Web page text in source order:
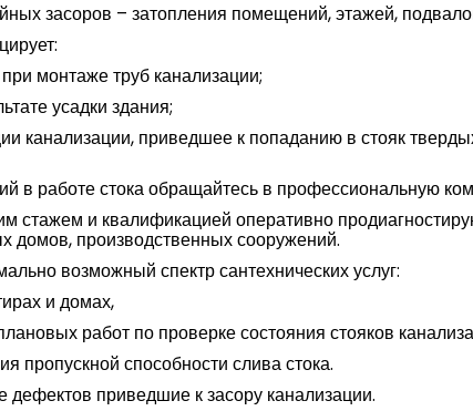
засоров – затопления помещений, этажей,
монтаже труб канализации;
усадки здания;
канализации, приведшее к попаданию в стояк
в работе стока обращайтесь в профессиональную
стажем и квалификацией оперативно
домов, производственных сооружений.
возможный спектр сантехнических услуг:
и домах,
работ по проверке состояния стояков
пропускной способности слива стока.
дефектов приведшие к засору канализации.